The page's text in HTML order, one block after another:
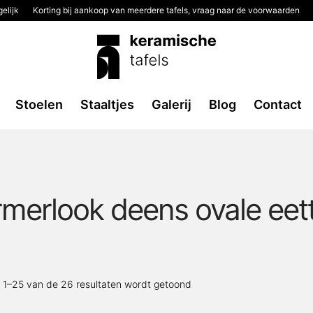
Korting bij aankoop van meerdere tafels, vraag naar de voorwaarden
Stoelen Staaltjes Galerij Blog Contact
deens ovale
1–25 van de 26 resultaten wordt getoond